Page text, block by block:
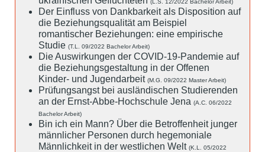
(L.S. 12/2022 Bachelor Arbeit)
Der Einfluss von Dankbarkeit als Disposition auf
die Beziehungsqualität am Beispiel
romantischer Beziehungen: eine empirische
Studie (T.L. 09/2022 Bachelor Arbeit)
Die Auswirkungen der COVID-19-Pandemie auf
die Beziehungsgestaltung in der Offenen
Kinder- und Jugendarbeit (M.G. 09/2022 Master Arbeit)
Prüfungsangst bei ausländischen Studierenden
an der Ernst-Abbe-Hochschule Jena (A.C. 06/2022
Bachelor Arbeit)
Bin ich ein Mann? Über die Betroffenheit junger
männlicher Personen durch hegemoniale
Männlichkeit in der westlichen Welt (K.L. 05/2022